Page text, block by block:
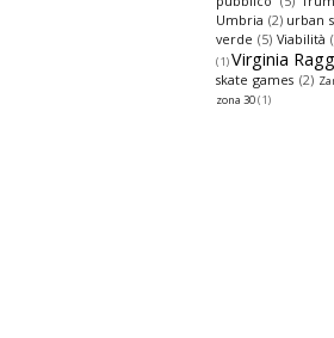
Umbria (2) urban
verde (5) Viabilità
(1)Virginia
skate games (2)
zona 30(1)